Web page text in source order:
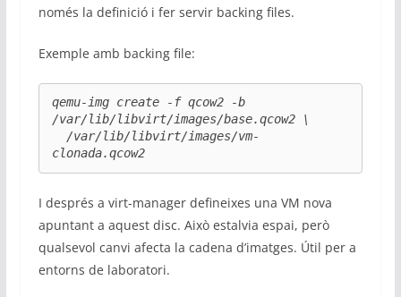
només la definició i fer servir backing files.
Exemple amb backing file:
qemu-img create -f qcow2 -b
/var/lib/libvirt/images/base.qcow2 \
/var/lib/libvirt/images/vm-
clonada.qcow2
I després a virt-manager defineixes una VM nova
apuntant a aquest disc. Això estalvia espai, però
qualsevol canvi afecta la cadena d’imatges. Útil per a
entorns de laboratori.